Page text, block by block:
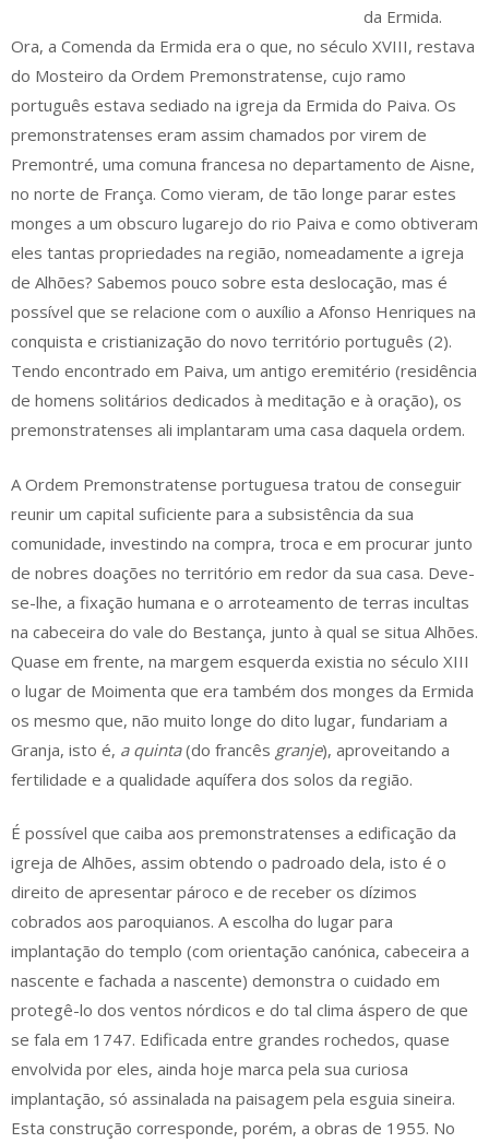
da Ermida.
Ora, a Comenda da Ermida era o que, no século XVIII, restava
do Mosteiro da Ordem Premonstratense, cujo ramo
português estava sediado na igreja da Ermida do Paiva. Os
premonstratenses eram assim chamados por virem de
Premontré, uma comuna francesa no departamento de Aisne,
no norte de França. Como vieram, de tão longe parar estes
monges a um obscuro lugarejo do rio Paiva e como obtiveram
eles tantas propriedades na região, nomeadamente a igreja
de Alhões? Sabemos pouco sobre esta deslocação, mas é
possível que se relacione com o auxílio a Afonso Henriques na
conquista e cristianização do novo território português (2).
Tendo encontrado em Paiva, um antigo eremitério (residência
de homens solitários dedicados à meditação e à oração), os
premonstratenses ali implantaram uma casa daquela ordem.
A Ordem Premonstratense portuguesa tratou de conseguir
reunir um capital suficiente para a subsistência da sua
comunidade, investindo na compra, troca e em procurar junto
de nobres doações no território em redor da sua casa. Deve-
se-lhe, a fixação humana e o arroteamento de terras incultas
na cabeceira do vale do Bestança, junto à qual se situa Alhões.
Quase em frente, na margem esquerda existia no século XIII
o lugar de Moimenta que era também dos monges da Ermida
os mesmo que, não muito longe do dito lugar, fundariam a
Granja, isto é, a quinta(do francês granje), aproveitando a
fertilidade e a qualidade aquífera dos solos da região.
É possível que caiba aos premonstratenses a edificação da
igreja de Alhões, assim obtendo o padroado dela, isto é o
direito de apresentar pároco e de receber os dízimos
cobrados aos paroquianos. A escolha do lugar para
implantação do templo (com orientação canónica, cabeceira a
nascente e fachada a nascente) demonstra o cuidado em
protegê-lo dos ventos nórdicos e do tal clima áspero de que
se fala em 1747. Edificada entre grandes rochedos, quase
envolvida por eles, ainda hoje marca pela sua curiosa
implantação, só assinalada na paisagem pela esguia sineira.
Esta construção corresponde, porém, a obras de 1955. No